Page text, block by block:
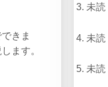
きま
ます。